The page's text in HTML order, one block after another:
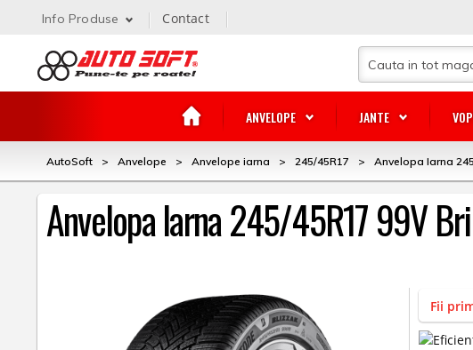
ANVELOPE JANTE
Info Produse Contact
AutoSoft > Anvelope > Anvelope iarna > 245/45R17 > Anvelopa Iarna
Anvelopa Iarna 245/45R17 99V
Fii